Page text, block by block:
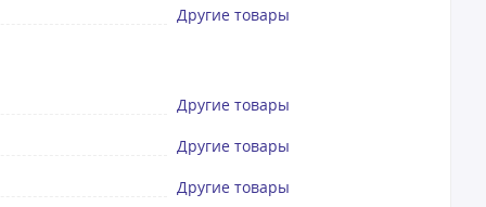
Другие товары
Другие товары
Другие товары
Другие товары